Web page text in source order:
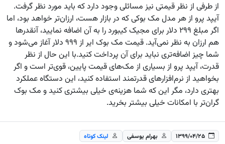
از طرفی از نظر قیمتی نیز مسائلی وجود دارد که باید مورد نظر گرفت.
آیپد پرو از هر مدل مک بوکی که در بازار هست، ارزان‌تر خواهد بود، اما
اگر مبلغ ۲۹۹ دلار برای مجیک کیبورد را به آن اضافه نمایید، آنقدرها
هم ارزان به نظر نمی‌آید. قیمت مک بوک ایر از ۹۹۹ دلار آغاز می‌شود و
شما چیز اضافه‌تری نباید برای آن پرداخت کنید.با این حال از نظر
قدرت، آیپد پرو از بسیاری از مک‌های قیمت پایین، قوی‌تر است و اگر
بخواهید از نرم‌افزارهای قدرتمند استفاده کنید، این دستگاه عملکرد
بهتری دارد، مگر این که شما هزینه‌ی خیلی بیشتری کنید و مک بوک
گران‌تر با امکانات خیلی بیشتر بخرید.
۱۳۹۹/۰۴/۲۵ بهرام یوسفی
لینک کوتاه